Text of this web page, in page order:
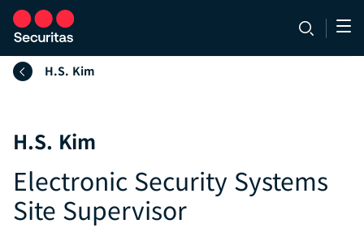
H.S. Kim
H.S. Kim
Electronic Security Systems
Site Supervisor